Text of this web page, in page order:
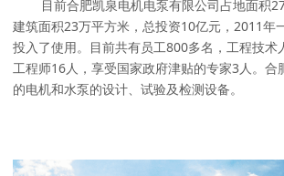
目前合肥凯泉电机电泵有限公司占地面积
建筑面积23万平方米，总投资10亿元，2011年
投入了使用。目前共有员工800多名，工程技术
工程师16人，享受国家政府津贴的专家3人。合
的电机和水泵的设计、试验及检测设备。